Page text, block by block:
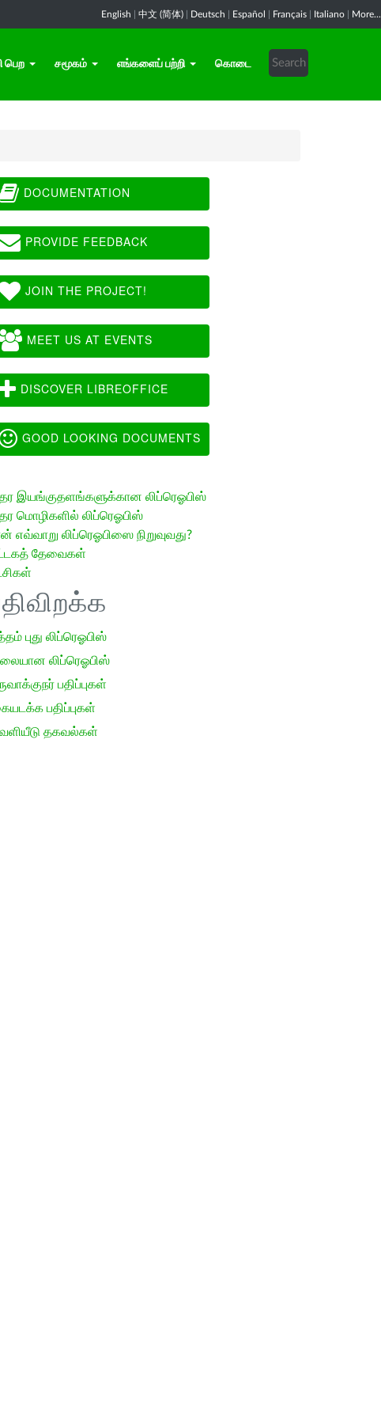
English 中文 (简体) Deutsch Español Français Italiano More...
பெற சமூகம் எங்களைப் பற்றி கொடை
DOCUMENTATION
PROVIDE FEEDBACK
JOIN THE PROJECT!
MEET US AT EVENTS
DISCOVER LIBREOFFICE
GOOD LOOKING DOCUMENTS
இயங்குதளங்களுக்கான லிப்ரெஓபிஸ்
மொழிகளில் லிப்ரெஓபிஸ்
எவ்வாறு லிப்ரெஓபிஸை நிறுவுவது?
தேவைகள்
புது லிப்ரெஓபிஸ்
லிப்ரெஓபிஸ்
பதிப்புகள்
பதிப்புகள்
தகவல்கள்